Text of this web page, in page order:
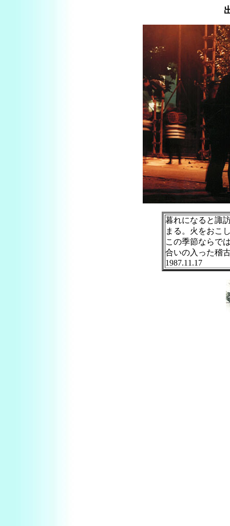
暮れになると諏
まる。火をおこ
この季節ならで
合いの入った稽
1987.11.17